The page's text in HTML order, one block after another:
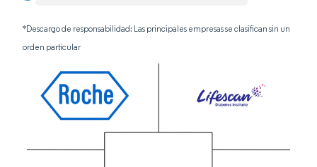
*Descargo de responsabilidad: Las principales empresas se clasifican sin un
orden particular